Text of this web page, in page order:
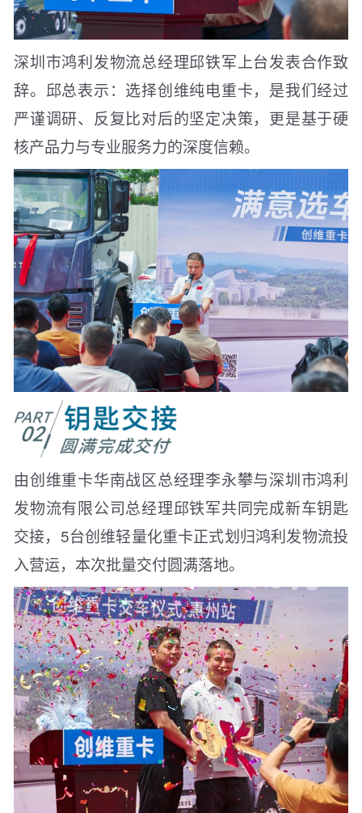
深圳市鸿利发物流总经理邱铁军上台发表合作致
辞。邱总表示：选择创维纯电重卡，是我们经过
严谨调研、反复比对后的坚定决策，更是基于硬
核产品力与专业服务力的深度信赖。
由创维重卡华南战区总经理李永攀与深圳市鸿利
发物流有限公司总经理邱铁军共同完成新车钥匙
交接，5台创维轻量化重卡正式划归鸿利发物流投
入营运，本次批量交付圆满落地。